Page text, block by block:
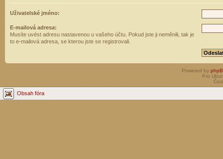
Uživatelské jméno:
E-mailová adresa:
Musíte uvést adresu nastavenou u vašeho účtu. Pokud jste ji neměnili, tak je
to e-mailová adresa, se kterou jste se registrovali.
Powered by
Pro
Obsah fóra